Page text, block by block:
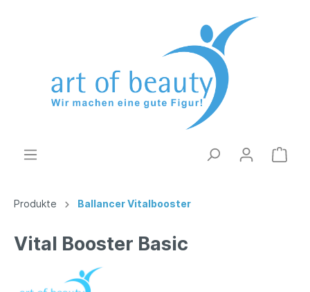
Produkte Ballancer Vitalbooster
Vital Booster Basic